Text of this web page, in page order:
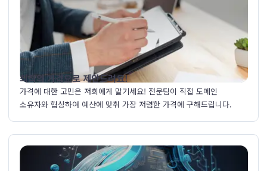
최적의 가격으로 제안드려요!
가격에 대한 고민은 저희에게 맡기세요! 전문팀이 직접 도메인
소유자와 협상하여 예산에 맞춰 가장 저렴한 가격에 구해드립니다.